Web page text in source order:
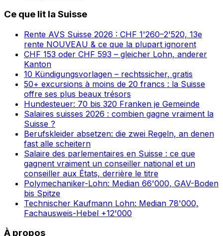
Ce que lit la Suisse
Rente AVS Suisse 2026 : CHF 1'260–2'520, 13e
rente NOUVEAU & ce que la plupart ignorent
CHF 153 oder CHF 593 – gleicher Lohn, anderer
Kanton
10 Kündigungsvorlagen – rechtssicher, gratis
50+ excursions à moins de 20 francs : la Suisse
offre ses plus beaux trésors
Hundesteuer: 70 bis 320 Franken je Gemeinde
Salaires suisses 2026 : combien gagne vraiment la
Suisse ?
Berufskleider absetzen: die zwei Regeln, an denen
fast alle scheitern
Salaire des parlementaires en Suisse : ce que
gagnent vraiment un conseiller national et un
conseiller aux États, derrière le titre
Polymechaniker-Lohn: Median 66'000, GAV-Boden
bis Spitze
Technischer Kaufmann Lohn: Median 78'000,
Fachausweis-Hebel +12'000
À propos